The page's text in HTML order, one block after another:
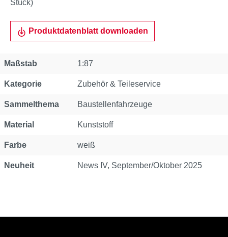
Stück)
Produktdatenblatt downloaden
Eigenschaft
Maßstab 1:87
Kategorie Zubehör & Teileservice
Sammelthema Baustellenfahrzeuge
Material Kunststoff
Farbe weiß
Neuheit News IV, September/Oktober 2025